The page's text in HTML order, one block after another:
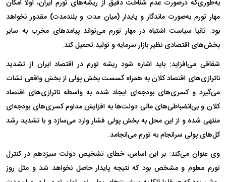
به‌طوری‌که درصورت عدم شناخت دقیق از ریشه‌های تورم ایران، اولا امکان
مهار تورم به‌صورت ماندگار و پایدار (میان مدت و بلندمدت) مقدور نخواهد
بود. ثانیا سیاست اشتباه در مهار تورم می‌تواند پیامدهای مخرب به سایر
بخش‌های اقتصادی نظیر بازار سرمایه و تولید تحمیل کند.
شقاقی می‌افزاید: باید اشاره شود ریشه تورم در اقتصاد ایران از تشدید
ناترازی‌های اقتصاد کلان به همراه گسست بخش پولی از بخش واقعی نشات
می‌گیرد و کسری‌های بودجه‌ای ایجاد شده به واسطه ناترازی‌های اقتصاد
کلان و بی‌انضباطی‌های مالی دولت‌ها به افزایش مداوم کسری‌های بودجه‌ای
منتهی شده و از این محل به بخش پولی فشار وارد می‌سازد و با تشدید رشد
کل‌های پولی سرانجام به تورم می‌انجامد.
وی عنوان می‌کند: بر این اساس، خطای تشخیص دولت سیزدهم در کنترل
تورم معلوم و مشخص بود که نتیجه پایدار حاصل نخواهد شد و مثل روز